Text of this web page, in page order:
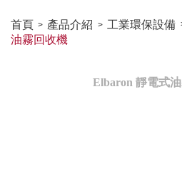
首頁 產品介紹 工業環保設備
油霧回收機
Elbaron 靜電式
匯款通知